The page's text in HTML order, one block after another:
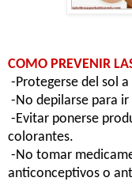
COMO PREVENIR
-Protegerse del sol
-No depilarse para ir
-Evitar ponerse
colorantes.
-No tomar
anticonceptivos o